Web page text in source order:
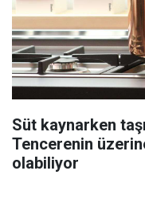
Süt kaynarken
Tencerenin
olabiliyor